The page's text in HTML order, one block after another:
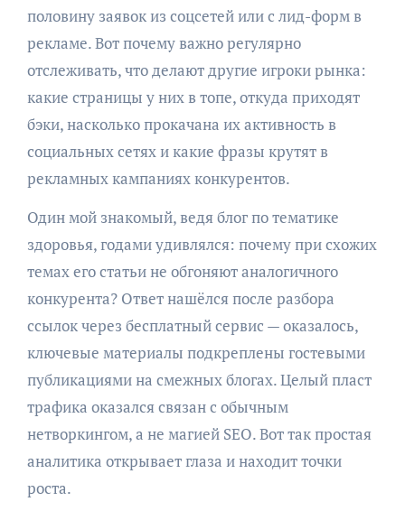
половину заявок из соцсетей или с лид-форм в
рекламе. Вот почему важно регулярно
отслеживать, что делают другие игроки рынка:
какие страницы у них в топе, откуда приходят
бэки, насколько прокачана их активность в
социальных сетях и какие фразы крутят в
рекламных кампаниях конкурентов.
Один мой знакомый, ведя блог по тематике
здоровья, годами удивлялся: почему при схожих
темах его статьи не обгоняют аналогичного
конкурента? Ответ нашёлся после разбора
ссылок через бесплатный сервис — оказалось,
ключевые материалы подкреплены гостевыми
публикациями на смежных блогах. Целый пласт
трафика оказался связан с обычным
нетворкингом, а не магией SEO. Вот так простая
аналитика открывает глаза и находит точки
роста.